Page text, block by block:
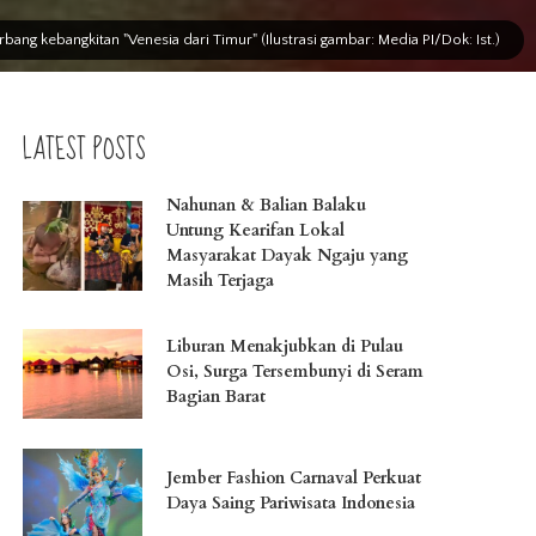
kebangkitan "Venesia dari Timur" (Ilustrasi gambar: Media PI/Dok: Ist.)
LATEST POSTS
Nahunan & Balian Balaku
Untung Kearifan Lokal
Masyarakat Dayak Ngaju yang
Masih Terjaga
Liburan Menakjubkan di Pulau
Osi, Surga Tersembunyi di Seram
Bagian Barat
Jember Fashion Carnaval Perkuat
Daya Saing Pariwisata Indonesia